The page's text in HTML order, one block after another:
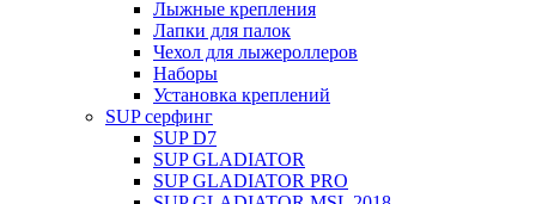
Лыжные крепления
Лапки для палок
Чехол для лыжероллеров
Наборы
Установка креплений
SUP серфинг
SUP D7
SUP GLADIATOR
SUP GLADIATOR PRO